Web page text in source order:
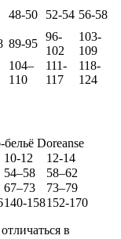
48-50 52-54 56-58
89-95
96-
102
103-
109
104–
110
111-
117
118-
124
10-12
12-14
54–58
58–62
67–73
73–79
140-158152-170
в